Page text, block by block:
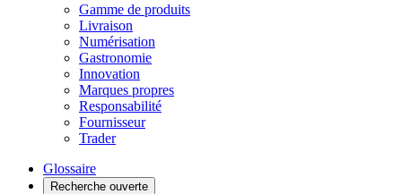
Gamme de produits
Livraison
Numérisation
Gastronomie
Innovation
Marques propres
Responsabilité
Fournisseur
Trader
Glossaire
Recherche ouverte